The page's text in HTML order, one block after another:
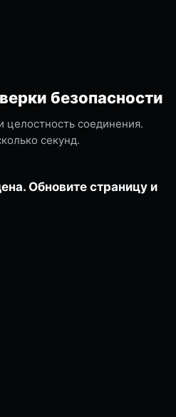
безопасности
целостность соединения.
секунд.
Обновите страницу и